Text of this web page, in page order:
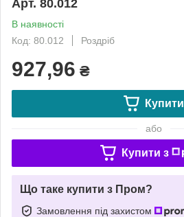
Арт. 80.012
В наявності
Код: 80.012
Роздріб
927,96 ₴
Купити
або
Купити з
Що таке купити з Пром?
Замовлення під захистом